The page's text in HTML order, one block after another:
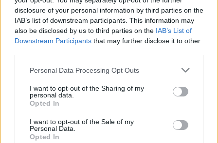
disclosure of your personal information by third parties on the
IAB’s list of downstream participants. This information may
also be disclosed by us to third parties on the IAB’s List of
Downstream Participants that may further disclose it to other
Personal Data Processing Opt Outs
I want to opt-out of the Sharing of my
personal data.
Opted In
I want to opt-out of the Sale of my
Personal Data.
Opted In
centre antipoison ou composer le 15 ou le 112, en précisant
l’âge, le poids, l’heure et la quantité bue.
Expliquer aux enfants qu’il ne faut jamais boire l’eau des
fleurs, en insistant particulièrement sur le muguet lors du 1er
Article précédent
Une nouvelle faille dans
Article suivant